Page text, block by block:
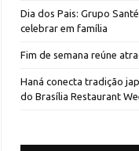
Dia dos Pais: Grupo
celebrar em família
Fim de semana reúne
Haná conecta tradição
do Brasília Restaurant